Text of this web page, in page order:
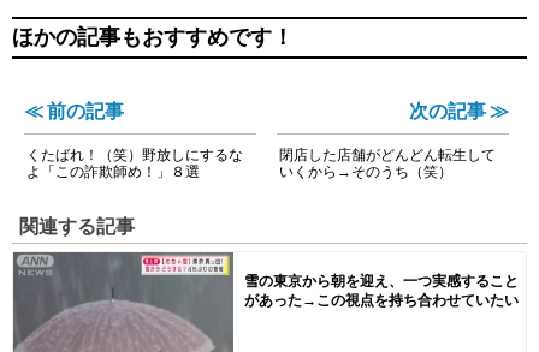
ほかの記事もおすすめです！
≪ 前の記事
くたばれ！（笑）野放しにするな
よ「この詐欺師め！」８選
次の記事 ≫
閉店した店舗がどんどん転生して
いくから→そのうち（笑）
関連する記事
雪の東京から朝を迎え、一つ実感すること
があった→この視点を持ち合わせていたい